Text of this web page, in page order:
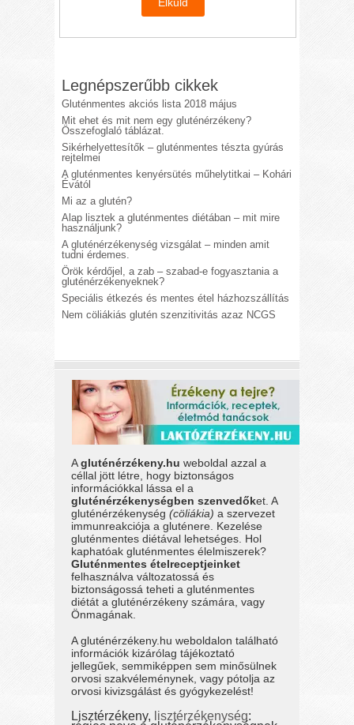
Legnépszerűbb cikkek
Gluténmentes akciós lista 2018 május
Mit ehet és mit nem egy gluténérzékeny?
Összefoglaló táblázat.
Sikérhelyettesítők – gluténmentes tészta gyúrás
rejtelmei
A gluténmentes kenyérsütés műhelytitkai – Kohári
Évától
Mi az a glutén?
Alap lisztek a gluténmentes diétában – mit mire
használjunk?
A gluténérzékenység vizsgálat – minden amit
tudni érdemes.
Örök kérdőjel, a zab – szabad-e fogyasztania a
gluténérzékenyeknek?
Speciális étkezés és mentes étel házhozszállítás
Nem cöliákiás glutén szenzitivitás azaz NCGS
Agluténérzékeny.hu weboldal azzal a
céllal jött létre, hogy biztonságos
információkkal lássa el a
gluténérzékenységben szenvedőket. A
gluténérzékenység(cöliákia) a szervezet
immunreakciója a gluténere. Kezelése
gluténmentes diétával lehetséges. Hol
kaphatóak gluténmentes élelmiszerek?
Gluténmentes ételreceptjeinket
felhasználva változatossá és
biztonságossá teheti a gluténmentes
diétát a gluténérzékeny számára, vagy
Önmagának.
A gluténérzékeny.hu weboldalon található
információk kizárólag tájékoztató
jellegűek, semmiképpen sem minősülnek
orvosi szakvéleménynek, vagy pótolja az
orvosi kivizsgálást és gyógykezelést!
Lisztérzékeny, lisztérzékenység: